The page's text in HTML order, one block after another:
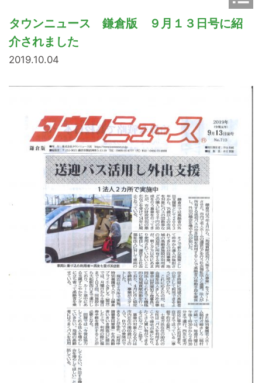
タウンニュース 鎌倉版 ９月１３日号に紹
介されました
2019.10.04